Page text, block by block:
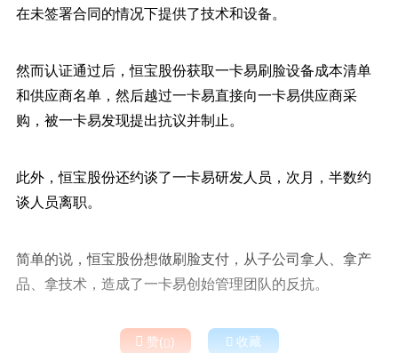
在未签署合同的情况下提供了技术和设备。
然而认证通过后，恒宝股份获取一卡易刷脸设备成本清单
和供应商名单，然后越过一卡易直接向一卡易供应商采
购，被一卡易发现提出抗议并制止。
此外，恒宝股份还约谈了一卡易研发人员，次月，半数约
谈人员离职。
简单的说，恒宝股份想做刷脸支付，从子公司拿人、拿产
品、拿技术，造成了一卡易创始管理团队的反抗。
 赞()  收藏